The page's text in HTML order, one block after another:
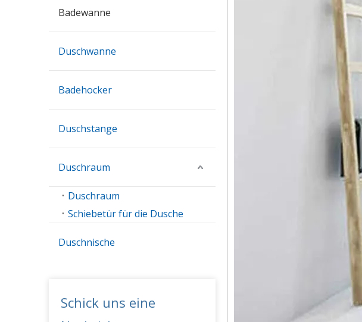
Badewanne
Duschwanne
Badehocker
Duschstange
Duschraum
Duschraum
Schiebetür für die Dusche
Duschnische
Schick uns eine